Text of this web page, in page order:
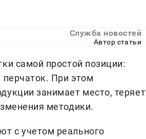
Служба новостей
Автор статьи
самой простой позиции:
перчаток. При этом
занимает место, теряет
методики.
с учетом реального